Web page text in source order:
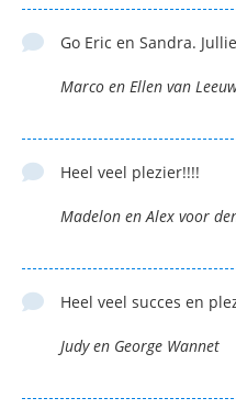
Go Eric en Sandra.
Marco en Ellen van
Heel veel plezier!!!!
Madelon en Alex voor
Heel veel succes en
Judy en George Wannet